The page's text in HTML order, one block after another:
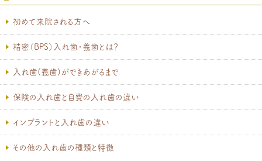
初めて来院される方へ
精密（BPS）入れ歯・義歯とは？
入れ歯(義歯)ができあがるまで
保険の入れ歯と自費の入れ歯の違い
インプラントと入れ歯の違い
その他の入れ歯の種類と特徴